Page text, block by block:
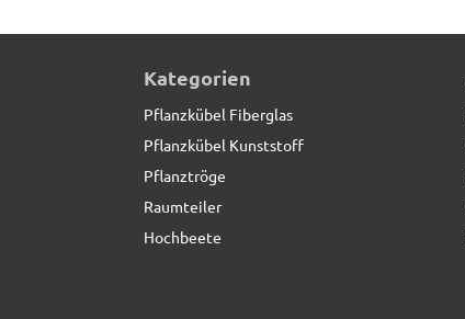
Kategorien
Pflanzkübel Fiberglas
Pflanzkübel Kunststoff
Pflanztröge
Raumteiler
Hochbeete